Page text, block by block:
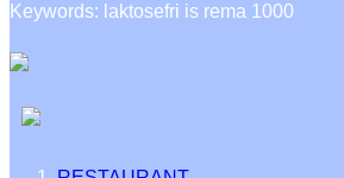
Keywords: laktosefri is rema 1000